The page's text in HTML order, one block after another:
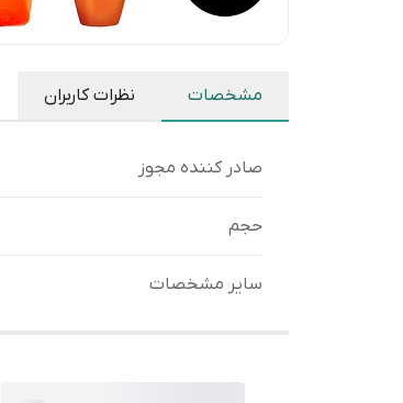
مشخصات نظرات کاربران
صادر کننده مجوز
حجم
سایر مشخصات